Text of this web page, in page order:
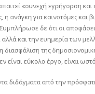
«συνεχή εγρήγορση
για καινοτόμες και
δε ότι οι
και την ευημερία των
της
εύκολο έργο, είναι
διδάγματα από την